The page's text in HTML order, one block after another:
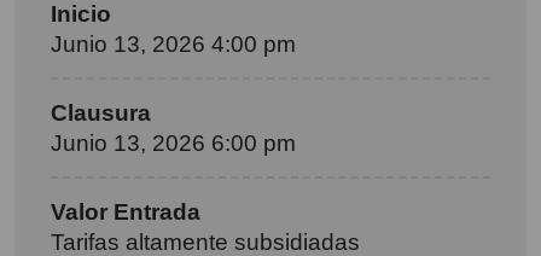
Inicio
Junio 13, 2026 4:00 pm
Clausura
Junio 13, 2026 6:00 pm
Valor Entrada
Tarifas altamente subsidiadas